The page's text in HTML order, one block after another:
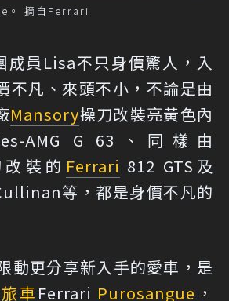
。 摘自Ferrari
員Lisa不只身價驚人，入
不凡、來頭不小，不論是由
Mansory操刀改裝亮黃色內
AMG G 63、同樣由
裝的 Ferrari 812 GTS及
等，都是身價不凡的
動更分享新入手的愛車，是
車 Ferrari Purosangue ，